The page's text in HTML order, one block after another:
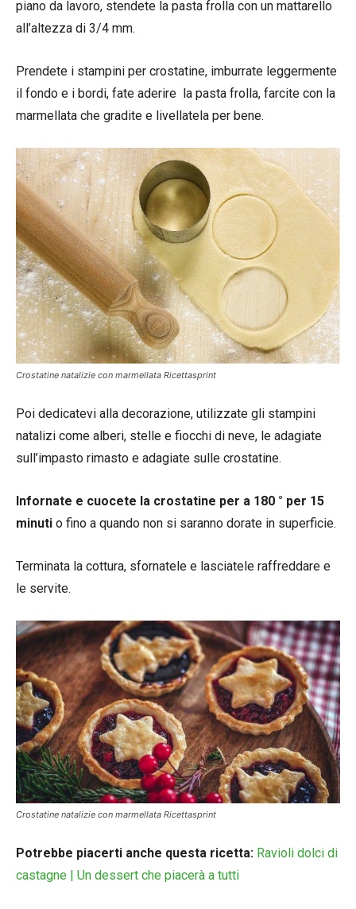
piano da lavoro, stendete la pasta frolla con un mattarello
all’altezza di 3/4 mm.
Prendete i stampini per crostatine, imburrate leggermente
il fondo e i bordi, fate aderire la pasta frolla, farcite con la
marmellata che gradite e livellatela per bene.
Crostatine natalizie con marmellata Ricettasprint
Poi dedicatevi alla decorazione, utilizzate gli stampini
natalizi come alberi, stelle e fiocchi di neve, le adagiate
sull’impasto rimasto e adagiate sulle crostatine.
Infornate e cuocete la crostatine per a 180 ° per 15
minuti o fino a quando non si saranno dorate in superficie.
Terminata la cottura, sfornatele e lasciatele raffreddare e
le servite.
Crostatine natalizie con marmellata Ricettasprint
Potrebbe piacerti anche questa ricetta: Ravioli dolci di
castagne | Un dessert che piacerà a tutti